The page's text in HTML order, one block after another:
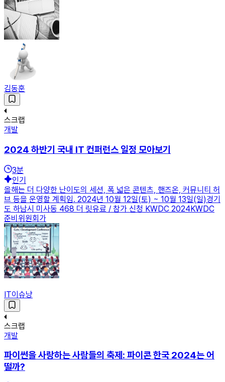
김동훈
스크랩
개발
2024 하반기 국내 IT 컨퍼런스 일정 모아보기
3분
인기
올해는 더 다양한 난이도의 세션, 폭 넓은 콘텐츠, 핸즈온, 커뮤니티 허
브 등을 운영할 계획임. 2024년 10월 12일(토) ~ 10월 13일(일)경기
도 하남시 미사동 468 더 릿유료 / 참가 신청 KWDC 2024KWDC
준비위원회가
IT이슈냥
스크랩
개발
파이썬을 사랑하는 사람들의 축제: 파이콘 한국 2024는 어
떨까?